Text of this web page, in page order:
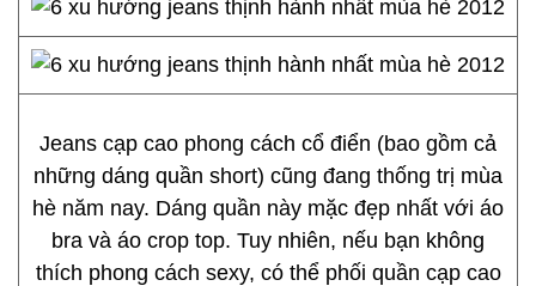
Jeans cạp cao phong cách cổ điển (bao gồm cả
những dáng quần short) cũng đang thống trị mùa
hè năm nay. Dáng quần này mặc đẹp nhất với áo
bra và áo crop top. Tuy nhiên, nếu bạn không
thích phong cách sexy, có thể phối quần cạp cao